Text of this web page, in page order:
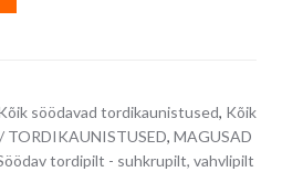
a
söödavad tordikaunistused, Kõik
TORDIKAUNISTUSED, MAGUSAD
tordipilt - suhkrupilt, vahvlipilt